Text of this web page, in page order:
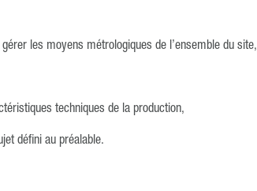
les moyens métrologiques de l’ensemble du site,
techniques de la production,
défini au préalable.